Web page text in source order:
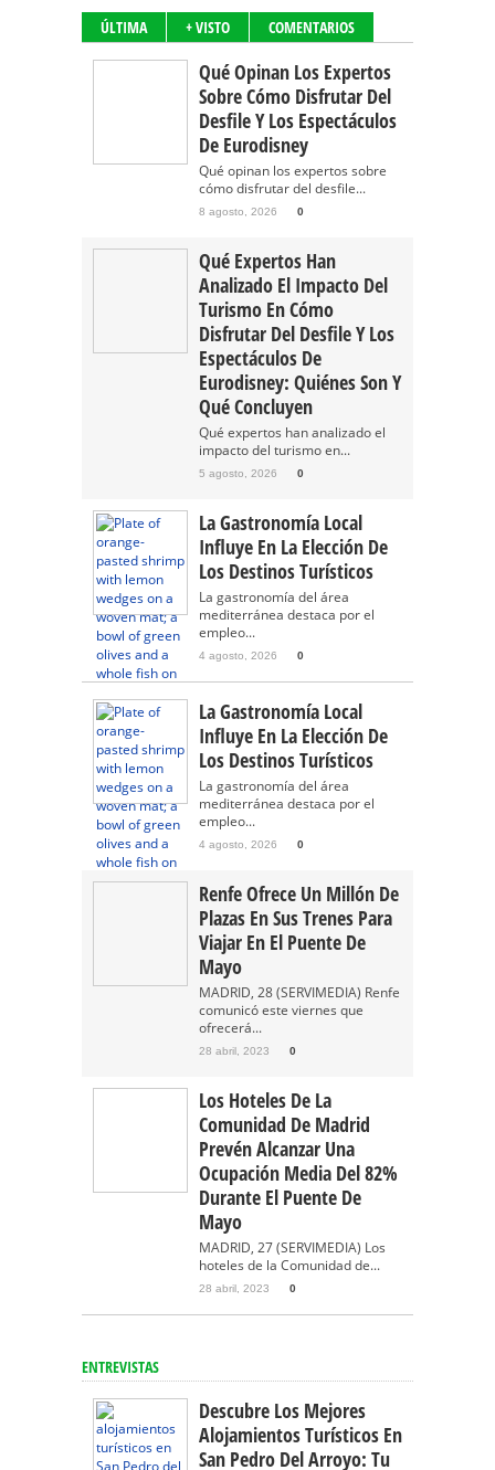
ÚLTIMA + VISTO COMENTARIOS
Qué Opinan Los Expertos
Sobre Cómo Disfrutar Del
Desfile Y Los Espectáculos
De Eurodisney
Qué opinan los expertos sobre
cómo disfrutar del desfile...
8 agosto, 2026 0
Qué Expertos Han
Analizado El Impacto Del
Turismo En Cómo
Disfrutar Del Desfile Y Los
Espectáculos De
Eurodisney: Quiénes Son Y
Qué Concluyen
Qué expertos han analizado el
impacto del turismo en...
5 agosto, 2026 0
La Gastronomía Local
Influye En La Elección De
Los Destinos Turísticos
La gastronomía del área
mediterránea destaca por el
empleo...
4 agosto, 2026 0
La Gastronomía Local
Influye En La Elección De
Los Destinos Turísticos
La gastronomía del área
mediterránea destaca por el
empleo...
4 agosto, 2026 0
Renfe Ofrece Un Millón De
Plazas En Sus Trenes Para
Viajar En El Puente De
Mayo
MADRID, 28 (SERVIMEDIA) Renfe
comunicó este viernes que
ofrecerá...
28 abril, 2023 0
Los Hoteles De La
Comunidad De Madrid
Prevén Alcanzar Una
Ocupación Media Del 82%
Durante El Puente De
Mayo
MADRID, 27 (SERVIMEDIA) Los
hoteles de la Comunidad de...
28 abril, 2023 0
ENTREVISTAS
Descubre Los Mejores
Alojamientos Turísticos En
San Pedro Del Arroyo: Tu